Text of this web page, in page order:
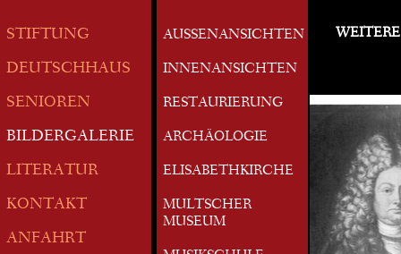
STIFTUNG
DEUTSCHHAUS
SENIOREN
BILDERGALERIE
LITERATUR
KONTAKT
ANFAHRT
AUSSENANSICHTEN
INNENANSICHTEN
RESTAURIERUNG
ARCHÄOLOGIE
ELISABETHKIRCHE
MULTSCHER
MUSEUM